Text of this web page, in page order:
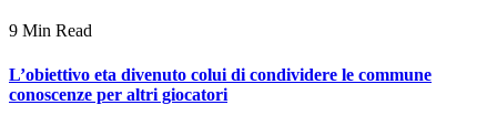
9 Min Read
L’obiettivo eta divenuto colui di condividere le commune
conoscenze per altri giocatori